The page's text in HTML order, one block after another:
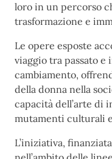
loro in un percorso
trasformazione e
Le opere esposte
viaggio tra passato e
cambiamento,
della donna nella
capacità dell’arte di
mutamenti culturali
L’iniziativa,